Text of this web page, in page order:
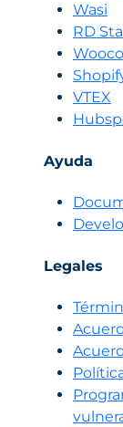
Wasi
RD
VTEX
Ayuda
Legales